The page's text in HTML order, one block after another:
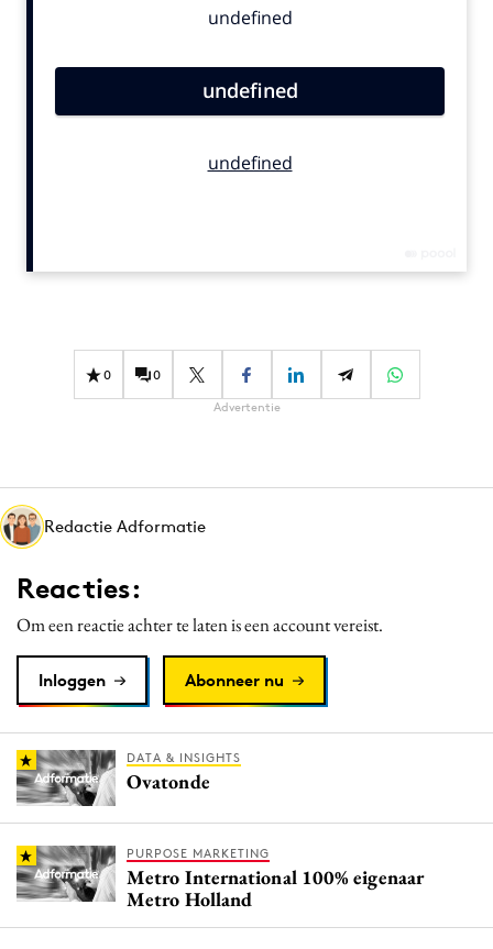
Contentmarketing
Effectiviteit
Gedragsverandering
Martech
Media
Merkstrategie
PR
Programmatic
Reputatie & crisis
0 0
Advertentie
Redactie Adformatie
Reacties:
Om een reactie achter te laten is een account vereist.
Inloggen Abonneer nu
DATA & INSIGHTS
Ovatonde
PURPOSE MARKETING
Metro International 100% eigenaar
Metro Holland